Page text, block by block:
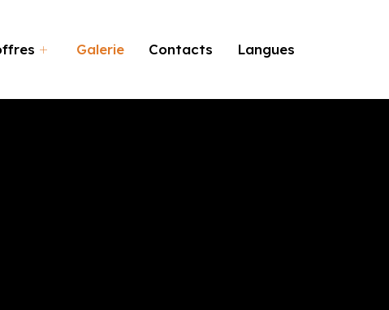
Galerie Contacts Langues